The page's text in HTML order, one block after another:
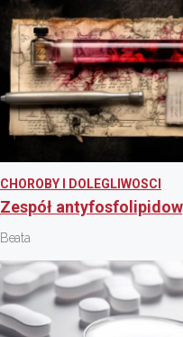
CHOROBY I DOLEGLIWOSCI
Zespół
Beata